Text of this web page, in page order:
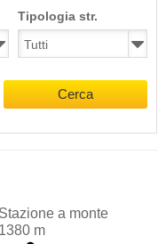
Tipologia str.
Cerca
Stazione a monte
1380 m